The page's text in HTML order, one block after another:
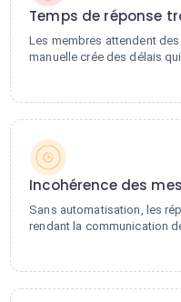
Temps de réponse
Les membres attendent
manuelle crée des délais
Incohérence des
Sans automatisation, les
rendant la communication